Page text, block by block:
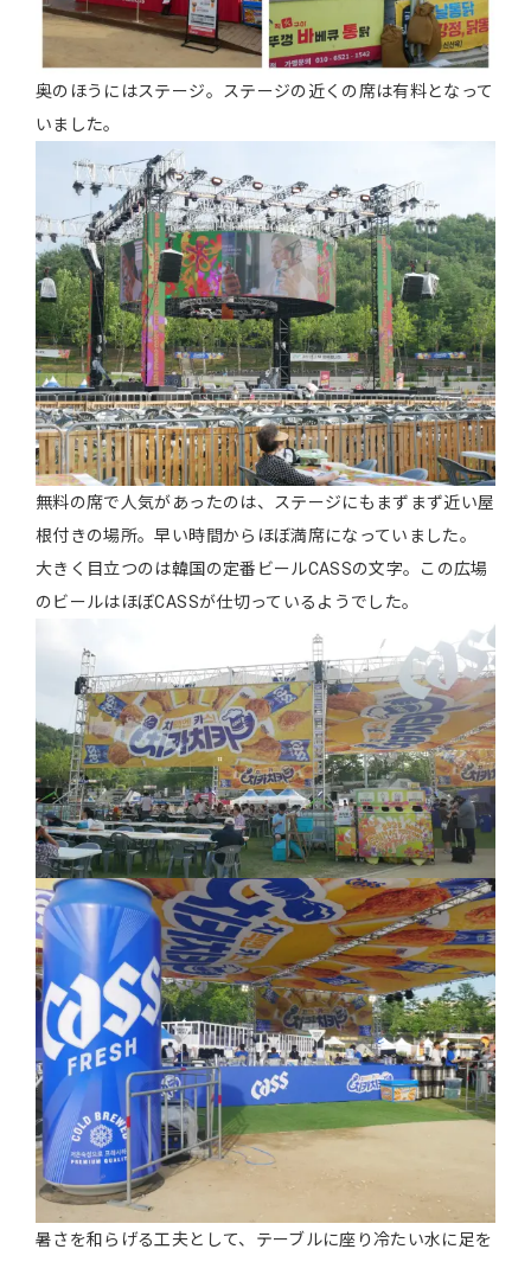
奥のほうにはステージ。ステージの近くの席は有料となって
いました。
無料の席で人気があったのは、ステージにもまずまず近い屋
根付きの場所。早い時間からほぼ満席になっていました。
大きく目立つのは韓国の定番ビールCASSの文字。この広場
のビールはほぼCASSが仕切っているようでした。
暑さを和らげる工夫として、テーブルに座り冷たい水に足を